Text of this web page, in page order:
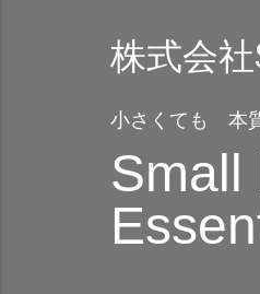
株式会
小さくても 本
Small